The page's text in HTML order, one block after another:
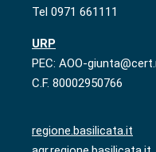
Tel 0971 661111
URP
PEC: AOO-
C.F. 80002950766
regione.basilicata.it